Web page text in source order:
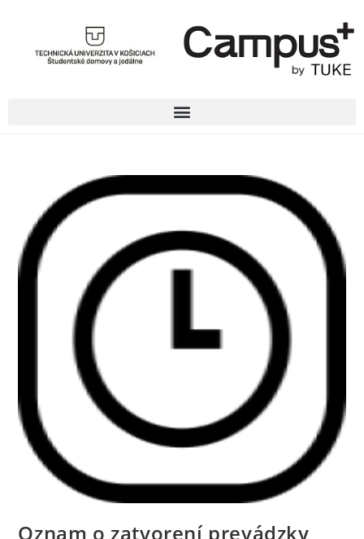
Oznam o zatvorení prevádzky